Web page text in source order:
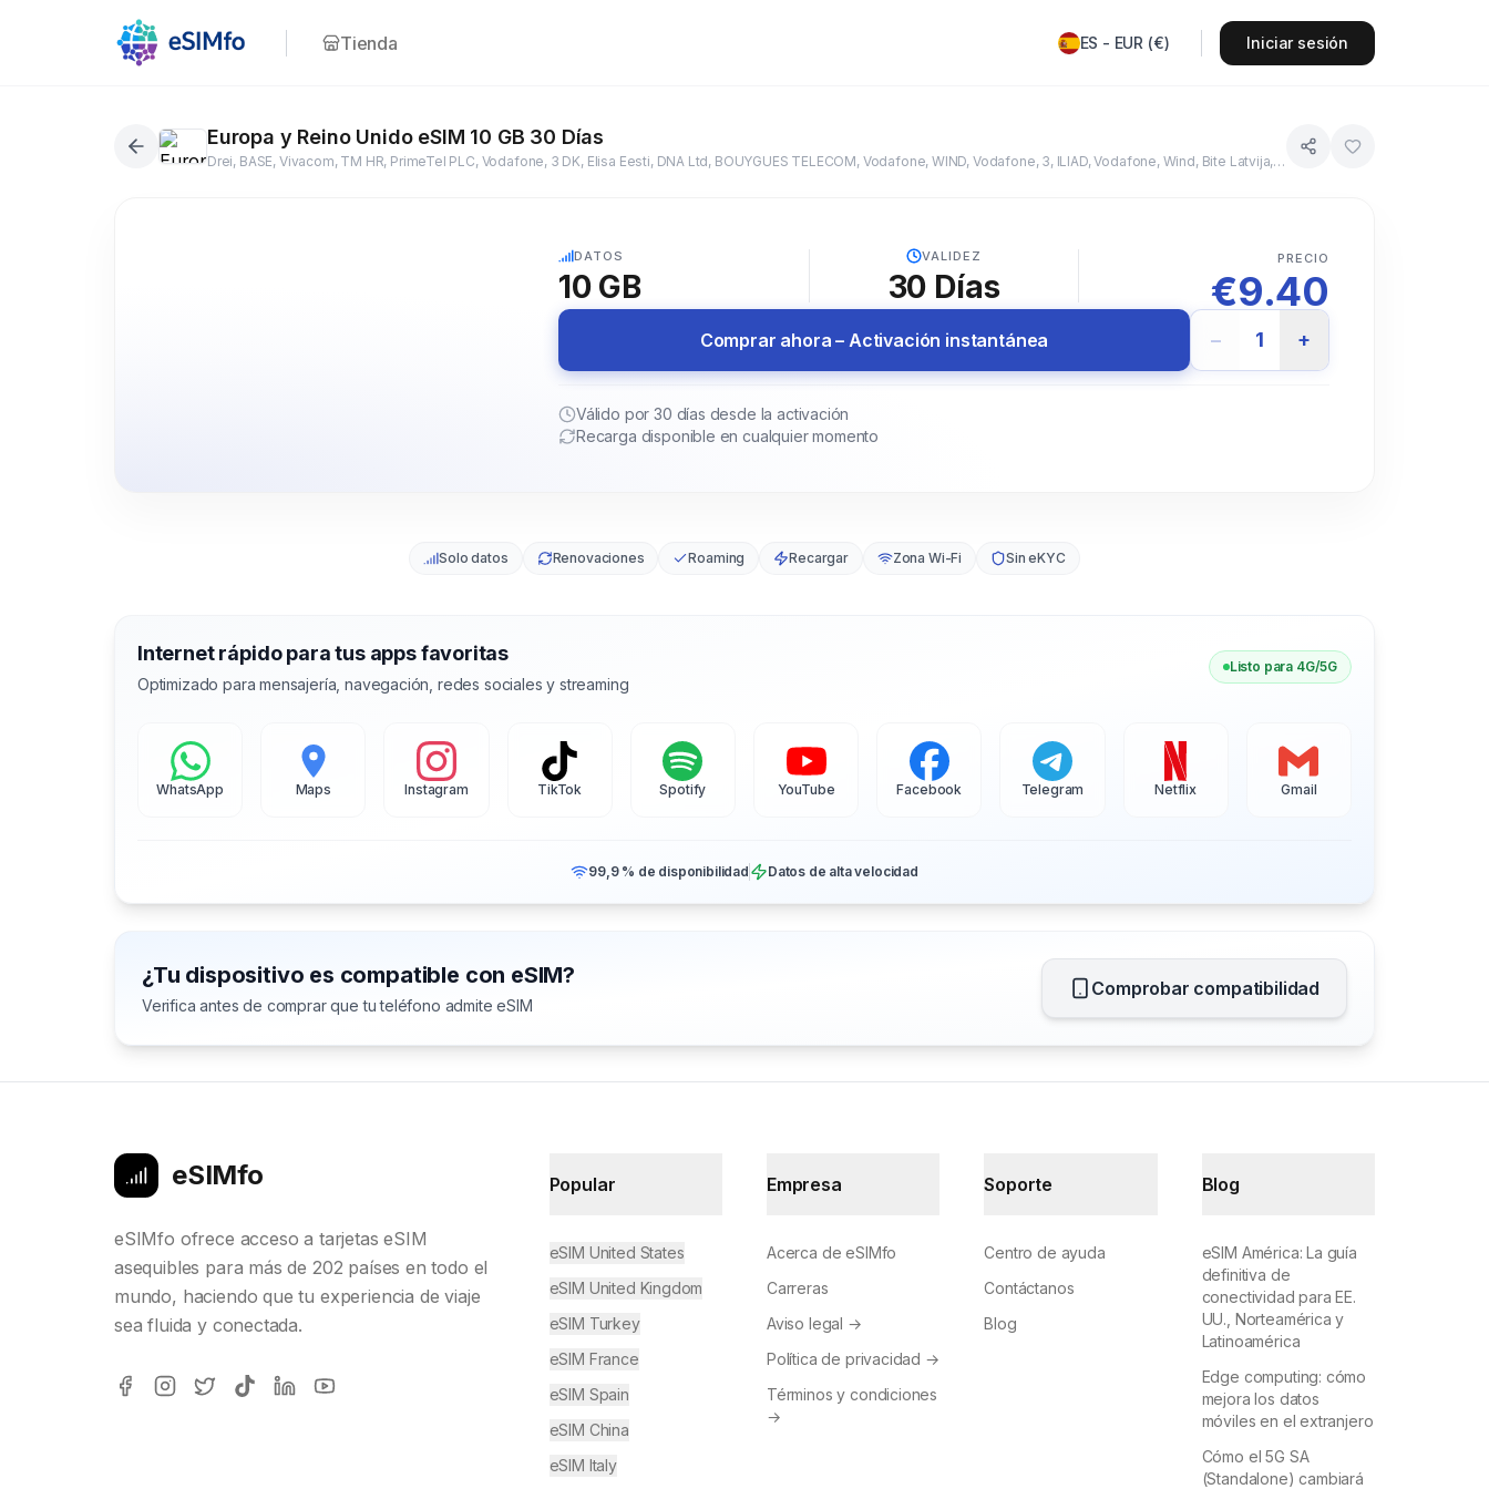
Tienda ES - EUR (€) Iniciar sesión
Europa y Reino Unido eSIM 10 GB 30 Días
Drei, BASE, Vivacom, TM HR, PrimeTel PLC, Vodafone, 3 DK, Elisa Eesti, DNA Ltd, BOUYGUES TELECOM, Vodafone, WIND, Vodafone, 3, ILIAD, Vodafone, Wind, Bite Latvija, TELE2, Orange, Melita Mobile, KPN, P4, NOS, Vodafone, MEO, Orange, Orange, O2 - SK, T-2, Orange, Telenor SE, 3 United Kingdom
DATOS
10 GB
VALIDEZ
30 Días
PRECIO
€9.40
Comprar ahora – Activación instantánea − 1 +
Válido por 30 días desde la activación
Recarga disponible en cualquier momento
Solo datos Renovaciones Roaming Recargar Zona Wi-Fi Sin eKYC
Internet rápido para tus apps favoritas
Optimizado para mensajería, navegación, redes sociales y streaming
Listo para 4G/5G
WhatsApp Maps Instagram TikTok Spotify YouTube Facebook Telegram Netflix Gmail
99,9 % de disponibilidad Datos de alta velocidad
¿Tu dispositivo es compatible con eSIM?
Verifica antes de comprar que tu teléfono admite eSIM
Comprobar compatibilidad
eSIMfo
eSIMfo ofrece acceso a tarjetas eSIM
asequibles para más de 202 países en todo el
mundo, haciendo que tu experiencia de viaje
sea fluida y conectada.
Popular
eSIM United States
eSIM United Kingdom
eSIM Turkey
eSIM France
eSIM Spain
eSIM China
eSIM Italy
Empresa
Acerca de eSIMfo
Carreras
Aviso legal →
Política de privacidad →
Términos y condiciones
→
Soporte
Centro de ayuda
Contáctanos
Blog
Blog
eSIM América: La guía
definitiva de
conectividad para EE.
UU., Norteamérica y
Latinoamérica
Edge computing: cómo
mejora los datos
móviles en el extranjero
Cómo el 5G SA
(Standalone) cambiará